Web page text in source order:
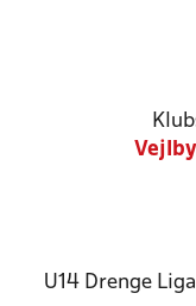
U14 Drenge